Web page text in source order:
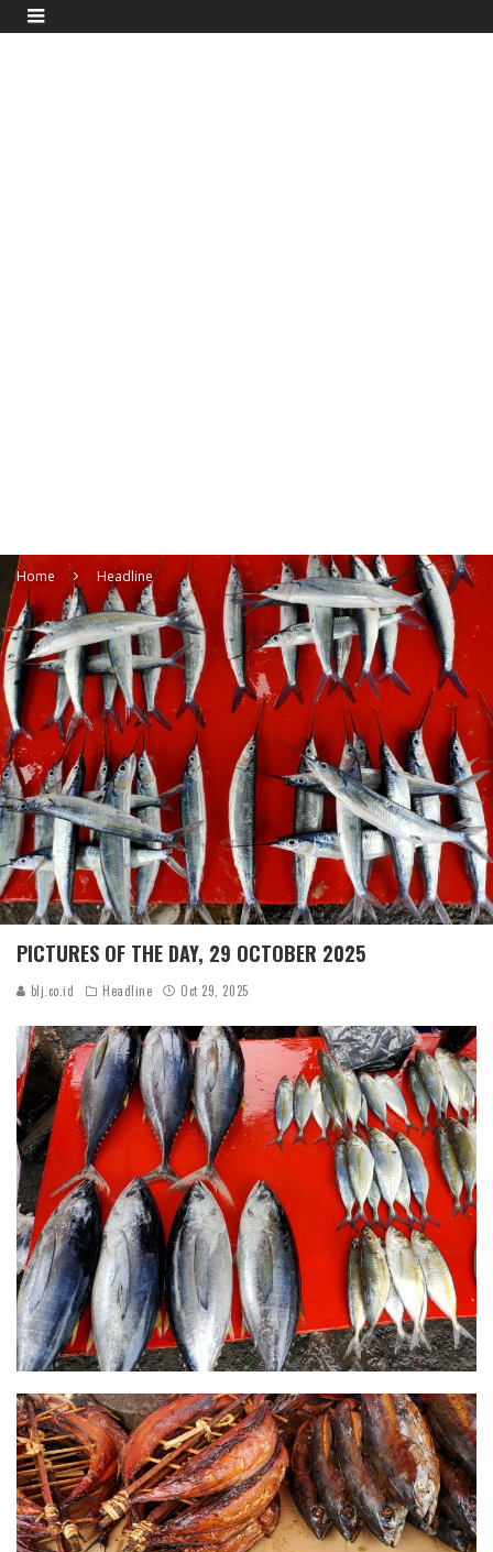
Home Headline
PICTURES OF THE DAY, 29 OCTOBER 2025
blj.co.id Headline Oct 29, 2025